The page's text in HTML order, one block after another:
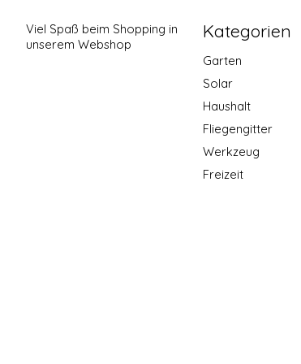
Viel Spaß beim Shopping in
unserem Webshop
Kategorien
Garten
Solar
Haushalt
Fliegengitter
Werkzeug
Freizeit